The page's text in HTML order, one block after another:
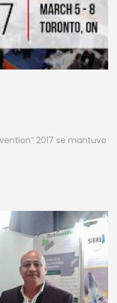
2017 se mantuvo